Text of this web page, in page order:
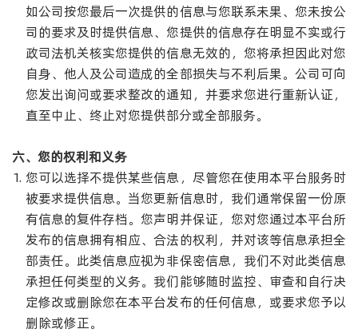
如公司按您最后一次提供的信息与您联系未果、您未按公
司的要求及时提供信息、您提供的信息存在明显不实或行
政司法机关核实您提供的信息无效的，您将承担因此对您
自身、他人及公司造成的全部损失与不利后果。公司可向
您发出询问或要求整改的通知，并要求您进行重新认证，
直至中止、终止对您提供部分或全部服务。
六、您的权利和义务
您可以选择不提供某些信息，尽管您在使用本平台服务时
被要求提供信息。当您更新信息时，我们通常保留一份原
有信息的复件存档。您声明并保证，您对您通过本平台所
发布的信息拥有相应、合法的权利，并对该等信息承担全
部责任。此类信息应视为非保密信息，我们不对此类信息
承担任何类型的义务。我们能够随时监控、审查和自行决
定修改或删除您在本平台发布的任何信息，或要求您予以
删除或修正。